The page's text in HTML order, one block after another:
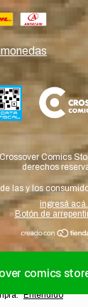
aceptás el uso
Entendido
Comics
derechos
las y los
ingresá acá.
Botón de